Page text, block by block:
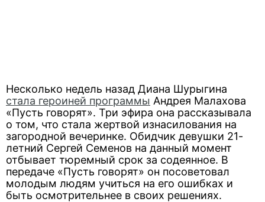
Несколько недель назад Диана Шурыгина
стала героиней программы Андрея Малахова
«Пусть говорят». Три эфира она рассказывала
о том, что стала жертвой изнасилования на
загородной вечеринке. Обидчик девушки 21-
летний Сергей Семенов на данный момент
отбывает тюремный срок за содеянное. В
передаче «Пусть говорят» он посоветовал
молодым людям учиться на его ошибках и
быть осмотрительнее в своих решениях.